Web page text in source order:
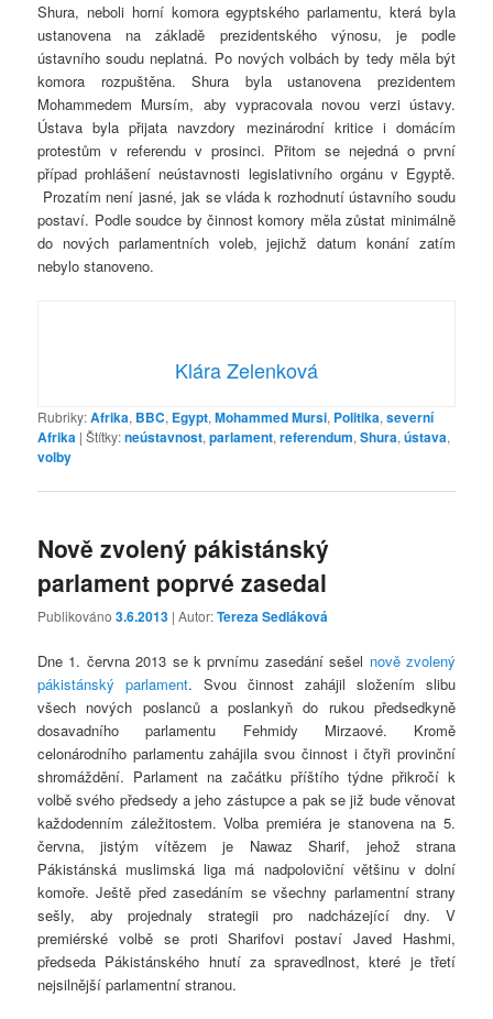
Shura, neboli horní komora egyptského parlamentu, která byla
ustanovena na základě prezidentského výnosu, je podle
ústavního soudu neplatná. Po nových volbách by tedy měla být
komora rozpuštěna. Shura byla ustanovena prezidentem
Mohammedem Mursím, aby vypracovala novou verzi ústavy.
Ústava byla přijata navzdory mezinárodní kritice i domácím
protestům v referendu v prosinci. Přitom se nejedná o první
případ prohlášení neústavnosti legislativního orgánu v Egyptě.
Prozatím není jasné, jak se vláda k rozhodnutí ústavního soudu
postaví. Podle soudce by činnost komory měla zůstat minimálně
do nových parlamentních voleb, jejichž datum konání zatím
nebylo stanoveno.
Klára Zelenková
Rubriky:Afrika, BBC, Egypt,Mohammed Mursi, Politika,severní
Afrika |Štítky:neústavnost,parlament,referendum,Shura,ústava,
volby
Nově zvolený pákistánský
parlament poprvé zasedal
Publikováno3.6.2013 | Autor:Tereza Sedláková
Dne 1. června 2013 se k prvnímu zasedání sešel nově zvolený
pákistánský parlament. Svou činnost zahájil složením slibu
všech nových poslanců a poslankyň do rukou předsedkyně
dosavadního parlamentu Fehmidy Mirzaové. Kromě
celonárodního parlamentu zahájila svou činnost i čtyři provinční
shromáždění. Parlament na začátku příštího týdne přikročí k
volbě svého předsedy a jeho zástupce a pak se již bude věnovat
každodenním záležitostem. Volba premiéra je stanovena na 5.
června, jistým vítězem je Nawaz Sharif, jehož strana
Pákistánská muslimská liga má nadpoloviční většinu v dolní
komoře. Ještě před zasedáním se všechny parlamentní strany
sešly, aby projednaly strategii pro nadcházející dny. V
premiérské volbě se proti Sharifovi postaví Javed Hashmi,
předseda Pákistánského hnutí za spravedlnost, které je třetí
nejsilnější parlamentní stranou.